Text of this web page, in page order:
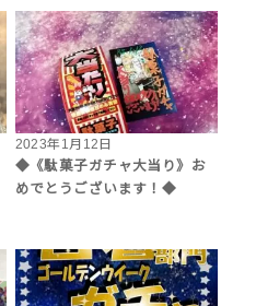
2023年1月12日
◆《駄菓子ガチャ大当り》お
めでとうございます！◆